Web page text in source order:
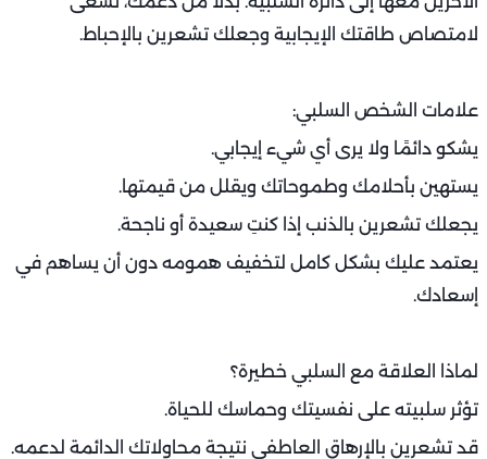
لامتصاص طاقتك الإيجابية وجعلك تشعرين بالإحباط.
علامات الشخص السلبي:
يشكو دائمًا ولا يرى أي شيء إيجابي.
يستهين بأحلامك وطموحاتك ويقلل من قيمتها.
يجعلك تشعرين بالذنب إذا كنتِ سعيدة أو ناجحة.
يعتمد عليك بشكل كامل لتخفيف همومه دون أن يساهم في
إسعادك.
لماذا العلاقة مع السلبي خطيرة؟
تؤثر سلبيته على نفسيتك وحماسك للحياة.
قد تشعرين بالإرهاق العاطفي نتيجة محاولاتك الدائمة لدعمه.